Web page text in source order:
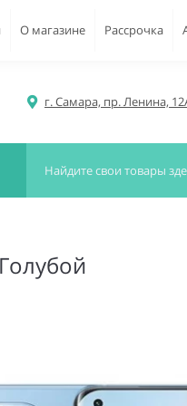
О магазине Рассрочка
г. Самара, пр. Ленина,